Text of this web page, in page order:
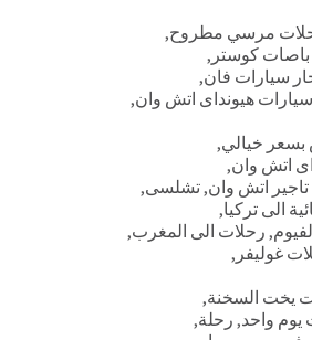
,
باصات كوستر ,
سيارات فان,
سيارات هيونداى اتش وان,
بسعر خيالي,
اتش وان,
تاجير اتش وان,تشلسى,
الى تركيا,
, رحلات الى المغرب,
غوليفر ,
يخت السخنة,
يوم واحد, رحلة,